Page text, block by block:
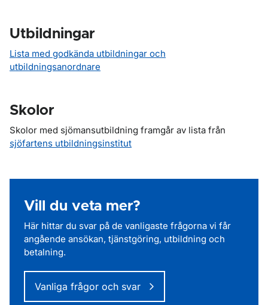
Utbildningar
Lista med godkända utbildningar och
utbildningsanordnare
Skolor
Skolor med sjömansutbildning framgår av lista från
sjöfartens utbildningsinstitut
Vill du veta mer?
Här hittar du svar på de vanligaste frågorna vi får
angående ansökan, tjänstgöring, utbildning och
betalning.
Vanliga frågor och svar